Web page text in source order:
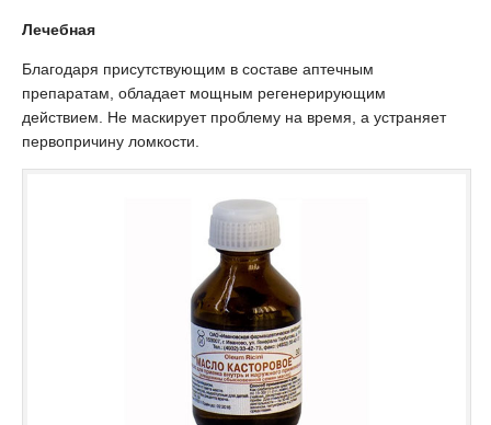
Лечебная
Благодаря присутствующим в составе аптечным
препаратам, обладает мощным регенерирующим
действием. Не маскирует проблему на время, а устраняет
первопричину ломкости.